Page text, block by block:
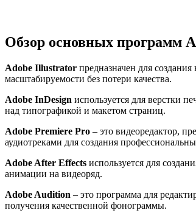
Обзор основных программ
Adobe Illustrator предназначен для
масштабируемости без потери качества.
Adobe InDesign используется для верстки
над типографикой и макетом страниц.
Adobe Premiere Pro – это видеоредактор,
аудиотреками для создания
Adobe After Effects используется для
анимации на видеоряд.
Adobe Audition – это программа для
получения качественной фонограммы.